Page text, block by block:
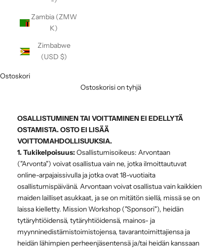
Zambia (ZMW
K)
Zimbabwe
(USD $)
Ostoskori
Ostoskorisi on tyhjä
OSALLISTUMINEN TAI VOITTAMINEN EI EDELLYTÄ
OSTAMISTA. OSTO EI LISÄÄ
VOITTOMAHDOLLISUUKSIA.
1. Tukikelpoisuus:Osallistumisoikeus: Arvontaan
("Arvonta") voivat osallistua vain ne, jotka ilmoittautuvat
online-arpajaissivulla ja jotka ovat 18-vuotiaita
osallistumispäivänä. Arvontaan voivat osallistua vain kaikkien
maiden lailliset asukkaat, ja se on mitätön siellä, missä se on
laissa kielletty. Mission Workshop ("Sponsori"), heidän
tytäryhtiöidensä, tytäryhtiöidensä, mainos- ja
myynninedistämistoimistojensa, tavarantoimittajiensa ja
heidän lähimpien perheenjäsentensä ja/tai heidän kanssaan